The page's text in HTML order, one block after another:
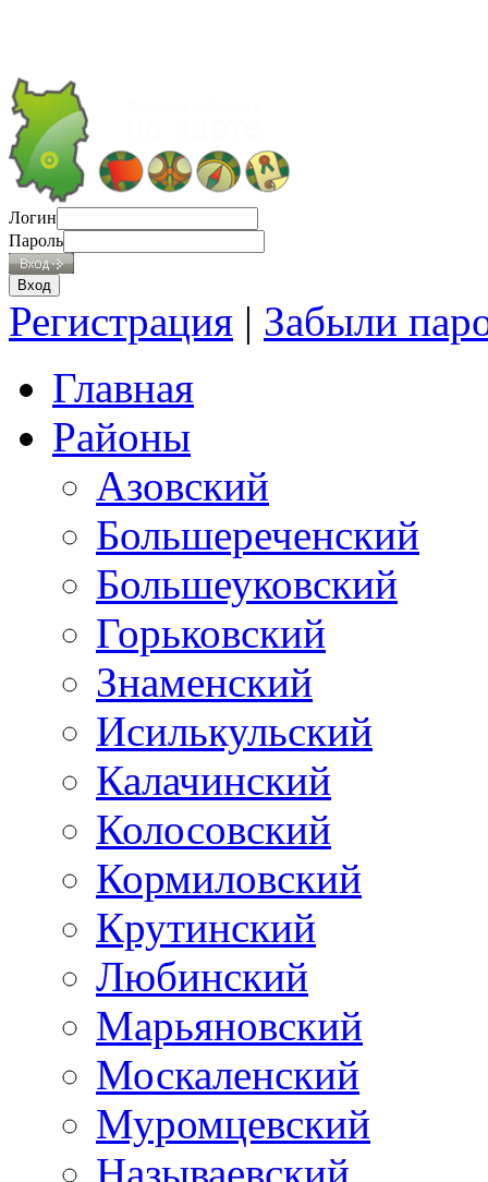
Логин
Пароль
Регистрация | Забыли
Главная
Районы
Азовский
Большереченский
Большеуковский
Горьковский
Знаменский
Исилькульский
Калачинский
Колосовский
Кормиловский
Крутинский
Любинский
Марьяновский
Москаленский
Муромцевский
Называевский